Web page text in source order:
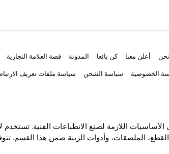
أعلن معنا كن بائعا المدونة قصة العلامة التجارية
الخصوصية سياسة الشحن سياسة ملفات تعريف
اللازمة لصنع الانطباعات الفنية.
الملصقات، وأدوات الزينة ضمن هذا القسم.